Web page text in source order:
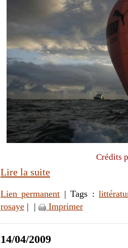
Crédits
Lire la suite
Lien permanent | Tags :
rosaye | | Imprimer
14/04/2009